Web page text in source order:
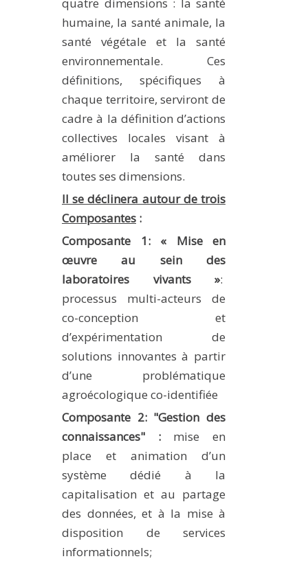
quatre dimensions : la santé
humaine, la santé animale, la
santé végétale et la santé
environnementale. Ces
définitions, spécifiques à
chaque territoire, serviront de
cadre à la définition d’actions
collectives locales visant à
améliorer la santé dans
toutes ses dimensions.
Il se déclinera autour de trois
Composantes :
Composante 1: « Mise en
œuvre au sein des
laboratoires vivants »:
processus multi-acteurs de
co-conception et
d’expérimentation de
solutions innovantes à partir
d’une problématique
agroécologique co-identifiée
Composante 2: "Gestion des
connaissances" : mise en
place et animation d’un
système dédié à la
capitalisation et au partage
des données, et à la mise à
disposition de services
informationnels;